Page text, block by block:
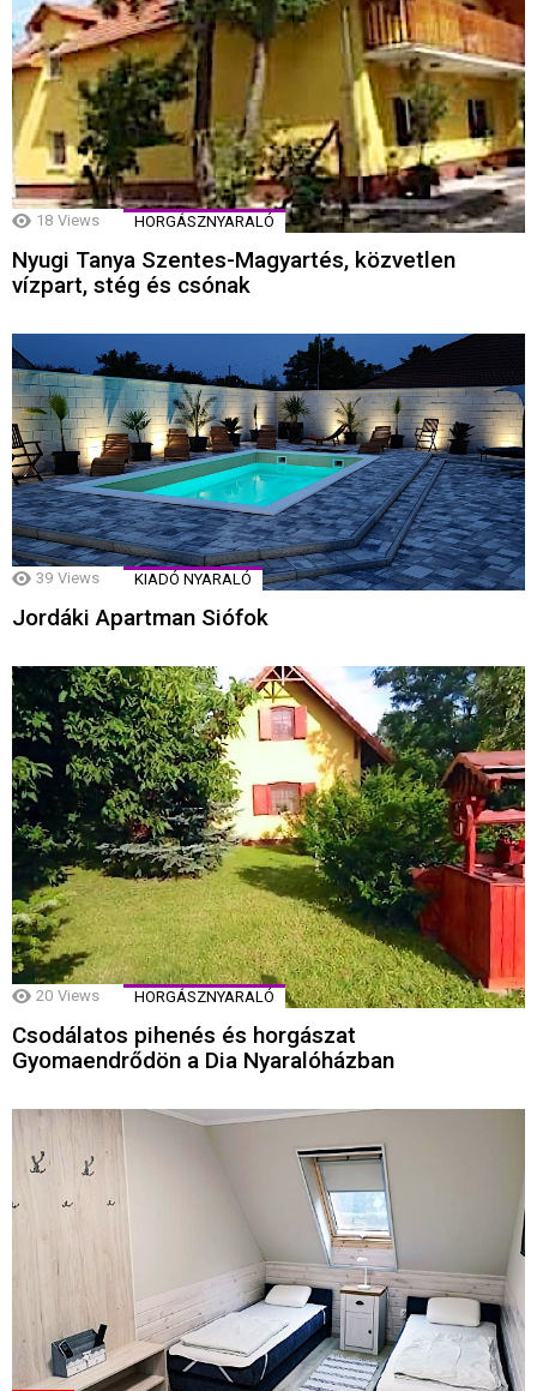
18 Views HORGÁSZNYARALÓ
Nyugi Tanya Szentes-Magyartés, közvetlen
vízpart, stég és csónak
39 Views KIADÓ NYARALÓ
Jordáki Apartman Siófok
20 Views HORGÁSZNYARALÓ
Csodálatos pihenés és horgászat
Gyomaendrődön a Dia Nyaralóházban